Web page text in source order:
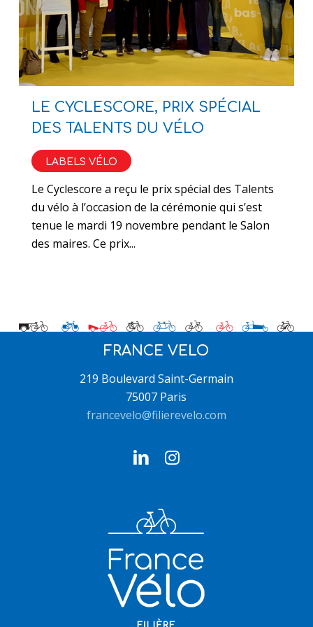
LE CYCLESCORE, PRIX SPÉCIAL
DES TALENTS DU VÉLO
LABELS VÉLO
Le Cyclescore a reçu le prix spécial des Talents
du vélo à l’occasion de la cérémonie qui s’est
tenue le mardi 19 novembre pendant le Salon
des maires. Ce prix...
FRANCE VELO
219 Boulevard Saint-Germain
75007 Paris
francevelo@filierevelo.com